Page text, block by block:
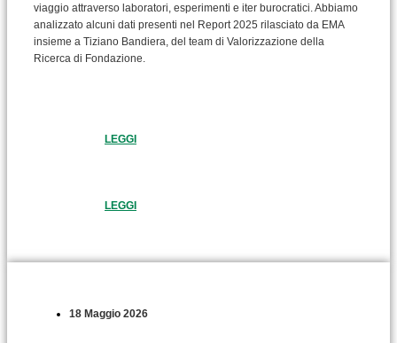
viaggio attraverso laboratori, esperimenti e iter burocratici. Abbiamo
analizzato alcuni dati presenti nel Report 2025 rilasciato da EMA
insieme a Tiziano Bandiera, del team di Valorizzazione della
Ricerca di Fondazione.
LEGGI
LEGGI
18 Maggio 2026